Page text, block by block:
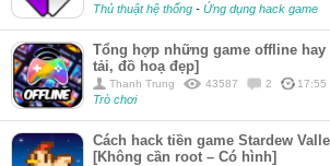
Thủ thuật hệ thống - Ứng dụng hack game
Tổng hợp những game offline
tải, đồ hoạ đẹp]
Thanh Trung 43587 2 17:55
Trò chơi
Cách hack tiền game Stardew
[Không cần root – Có hình]